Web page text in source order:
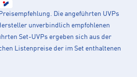
Die angeführten UVPs
unverbindlich empfohlenen
Set-UVPs ergeben sich aus der
Listenpreise der im Set enthaltenen